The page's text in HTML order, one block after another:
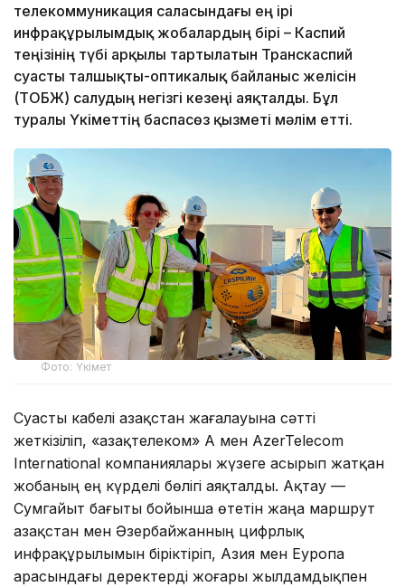
телекоммуникация саласындағы ең ірі
инфрақұрылымдық жобалардың бірі – Каспий
теңізінің түбі арқылы тартылатын Транскаспий
суасты талшықты-оптикалық байланыс желісін
(ТОБЖ) салудың негізгі кезеңі аяқталды. Бұл
туралы Үкіметтің баспасөз қызметі мәлім етті.
Фото: Үкімет
Суасты кабелі Қазақстан жағалауына сәтті
жеткізіліп, «Қазақтелеком» АҚ мен AzerTelecom
International компаниялары жүзеге асырып жатқан
жобаның ең күрделі бөлігі аяқталды. Ақтау —
Сумгайыт бағыты бойынша өтетін жаңа маршрут
Қазақстан мен Әзербайжанның цифрлық
инфрақұрылымын біріктіріп, Азия мен Еуропа
арасындағы деректерді жоғары жылдамдықпен